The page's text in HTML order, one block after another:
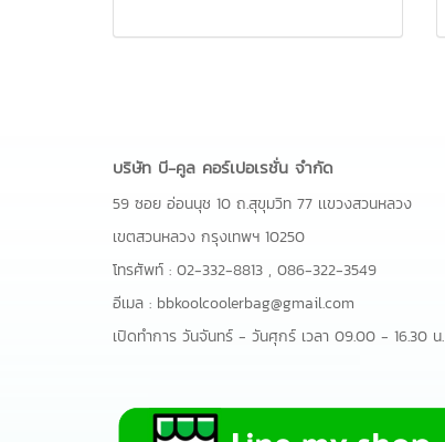
บริษัท บี-คูล คอร์เปอเรชั่น จำกัด
59 ซอย อ่อนนุช 10 ถ.สุขุมวิท 77 เเขวงสวนหลวง
เขตสวนหลวง กรุงเทพฯ 10250
โทรศัพท์ : 02-332-8813 , 086-322-3549
อีเมล : bbkoolcoolerbag@gmail.com
เปิดทำการ วันจันทร์ - วันศุกร์ เวลา 09.00 - 16.30 น.